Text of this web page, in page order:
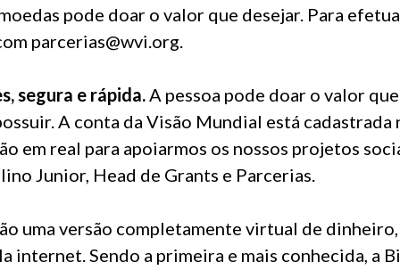
pode doar o valor que desejar. Para
parcerias@wvi.org.
segura e rápida.A pessoa pode doar o valor
A conta da Visão Mundial está cadastrada
em real para apoiarmos os nossos projetos
Junior, Head de Grants e Parcerias.
uma versão completamente virtual de
internet. Sendo a primeira e mais conhecida, a